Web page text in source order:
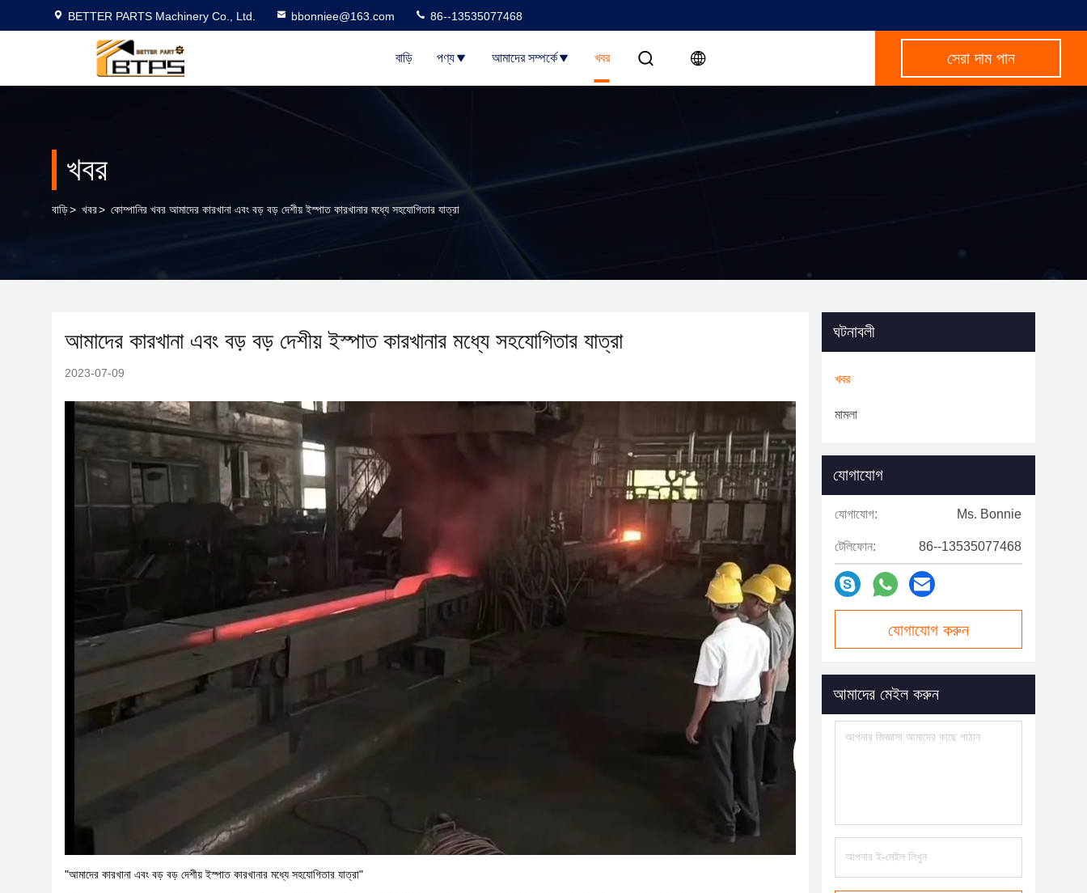
BETTER PARTS Machinery Co., Ltd. bbonniee@163.com 86--13535077468
বাড়ি পণ্য আমাদের সম্পর্কে খবর সেরা দাম পান
খবর
বাড়ি> খবর> কোম্পানির খবর আমাদের কারখানা এবং বড় বড় দেশীয় ইস্পাত কারখানার মধ্যে সহযোগিতার যাত্রা
আমাদের কারখানা এবং বড় বড় দেশীয় ইস্পাত কারখানার মধ্যে সহযোগিতার যাত্রা
2023-07-09
"আমাদের কারখানা এবং বড় বড় দেশীয় ইস্পাত কারখানার মধ্যে সহযোগিতার যাত্রা"
ঘটনাবলী
খবর
মামলা
যোগাযোগ
যোগাযোগ: Ms. Bonnie
টেলিফোন: 86--13535077468
যোগাযোগ করুন
আমাদের মেইল ​​করুন